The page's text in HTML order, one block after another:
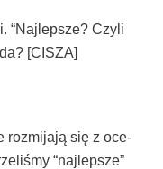
“Naj­lep­sze? Czy­li
[CISZA]
roz­mi­ja­ją się z oce­
“naj­lep­sze”